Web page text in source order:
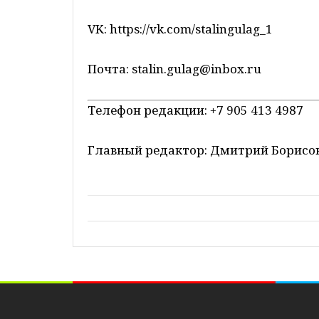
VK: https://vk.com/stalingulag_1
Почта: stalin.gulag@inbox.ru
Телефон редакции: +7 905 413 4987
Главный редактор: Дмитрий